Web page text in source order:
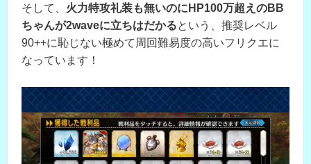
そして、 火力特攻礼装も無いのにHP100万超えのBB
ちゃんが2waveに立ちはだかるという、推奨レベル
90++に恥じない極めて周回難易度の高いフリクエに
なっています！